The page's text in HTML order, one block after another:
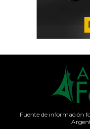
Fuente de información